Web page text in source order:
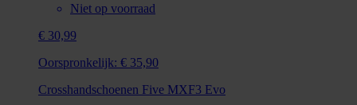
Niet op voorraad
€ 30,99
Oorspronkelijk: € 35,90
Crosshandschoenen Five MXF3 Evo